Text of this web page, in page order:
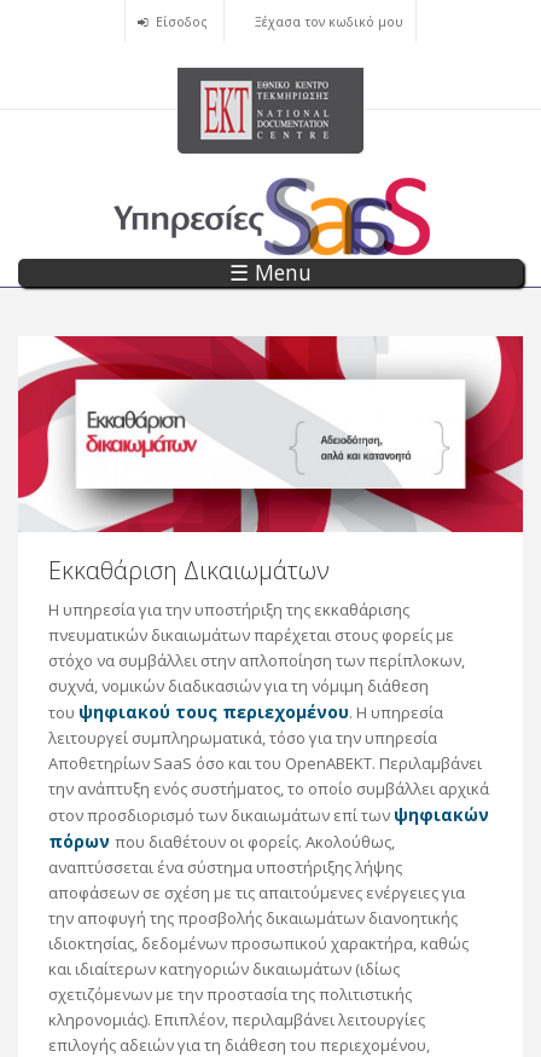
Είσοδος Ξέχασα τον κωδικό μου
☰ Menu
Eκκαθάριση Δικαιωμάτων
Η υπηρεσία για την υποστήριξη της εκκαθάρισης
πνευματικών δικαιωμάτων παρέχεται στους φορείς με
στόχο να συμβάλλει στην απλοποίηση των περίπλοκων,
συχνά, νομικών διαδικασιών για τη νόμιμη διάθεση
του ψηφιακού τους περιεχομένου. H υπηρεσία
λειτουργεί συμπληρωματικά, τόσο για την υπηρεσία
Αποθετηρίων SaaS όσο και του OpenABEKT. Περιλαμβάνει
την ανάπτυξη ενός συστήματος, το οποίο συμβάλλει αρχικά
στον προσδιορισμό των δικαιωμάτων επί των ψηφιακών
πόρων που διαθέτουν οι φορείς. Ακολούθως,
αναπτύσσεται ένα σύστημα υποστήριξης λήψης
αποφάσεων σε σχέση με τις απαιτούμενες ενέργειες για
την αποφυγή της προσβολής δικαιωμάτων διανοητικής
ιδιοκτησίας, δεδομένων προσωπικού χαρακτήρα, καθώς
και ιδιαίτερων κατηγοριών δικαιωμάτων (ιδίως
σχετιζόμενων με την προστασία της πολιτιστικής
κληρονομιάς). Επιπλέον, περιλαμβάνει λειτουργίες
επιλογής αδειών για τη διάθεση του περιεχομένου,